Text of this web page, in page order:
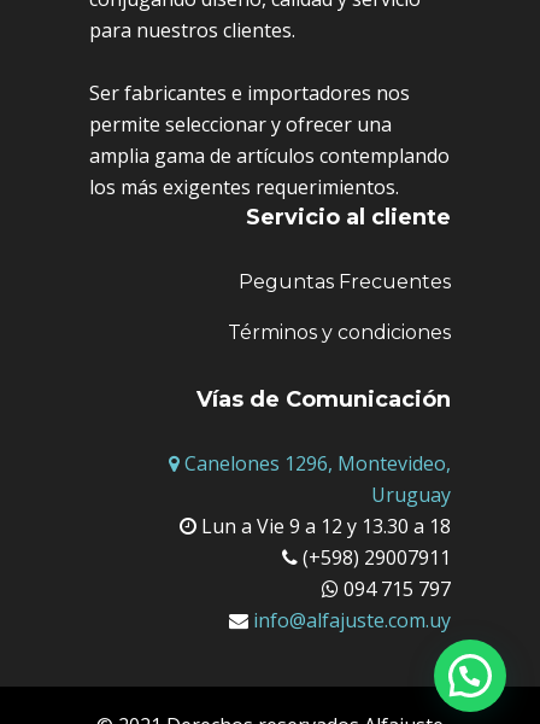
para nuestros clientes.
Ser fabricantes e importadores nos
permite seleccionar y ofrecer una
amplia gama de artículos contemplando
los más exigentes requerimientos.
Servicio al cliente
Peguntas Frecuentes
Términos y condiciones
Vías de Comunicación
Canelones 1296, Montevideo,
Uruguay
Lun a Vie 9 a 12 y 13.30 a 18
(+598) 29007911
094 715 797
info@alfajuste.com.uy